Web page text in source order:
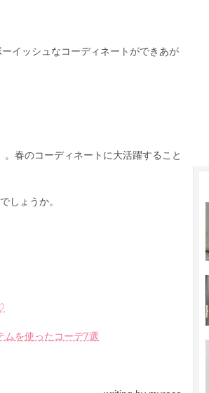
イッシュなコーディネートができあが
春のコーディネートに大活躍すること
しょうか。
を使ったコーデ7選